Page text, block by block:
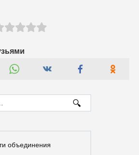
объединения